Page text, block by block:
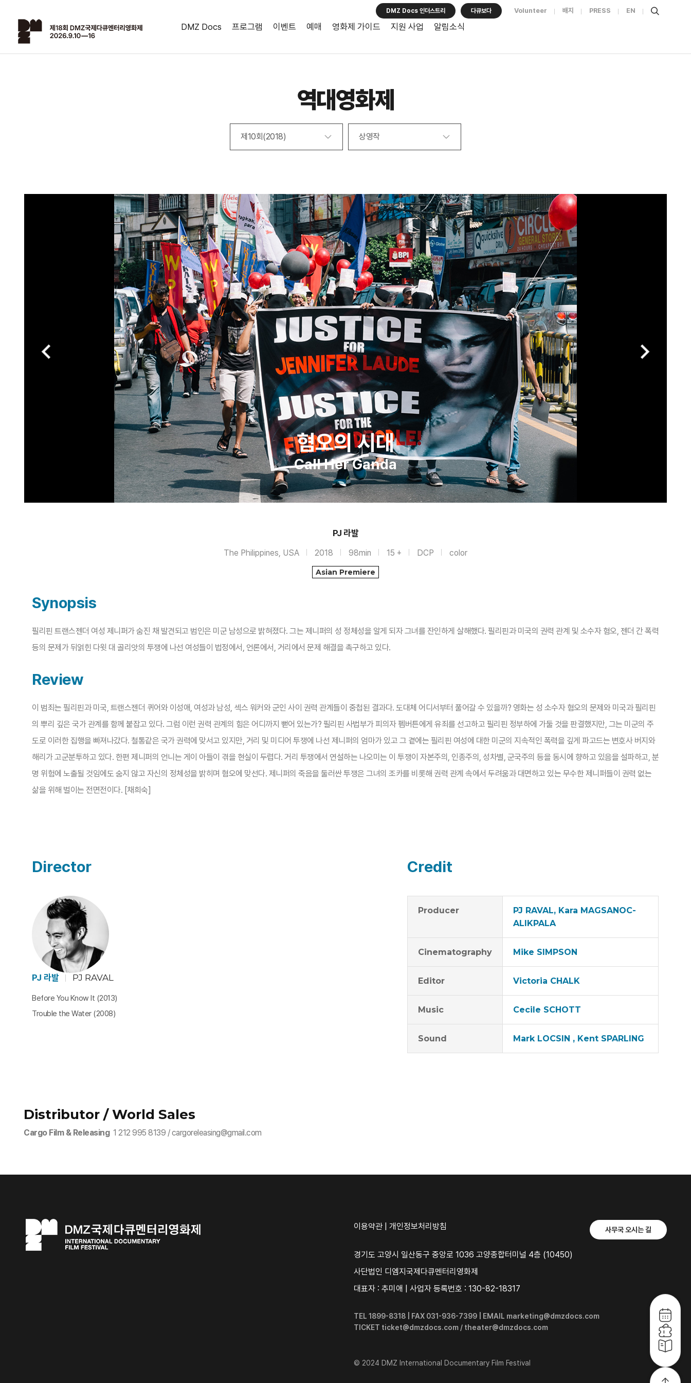
DMZ Docs 프로그램 이벤트 예매 영화제 가이드 지원 사업 알림소식
DMZ Docs 인더스트리 다큐보다 Volunteer 배지 PRESS EN
역대영화제
제10회(2018) 상영작
혐오의 시대
Call Her Ganda
PJ 라발
The Philippines, USA 2018 98min 15 + DCP color
Asian Premiere
Synopsis
필리핀 트랜스젠더 여성 제니퍼가 숨진 채 발견되고 범인은 미군 남성으로 밝혀졌다. 그는 제니퍼의 성 정체성을 알게 되자 그녀를 잔인하게 살해했다. 필리핀과 미국의 권력 관계 및 소수자 혐오, 젠더 간 폭력
등의 문제가 뒤얽힌 다윗 대 골리앗의 투쟁에 나선 여성들이 법정에서, 언론에서, 거리에서 문제 해결을 촉구하고 있다.
Review
이 범죄는 필리핀과 미국, 트랜스젠더 퀴어와 이성애, 여성과 남성, 섹스 워커와 군인 사이 권력 관계들이 중첩된 결과다. 도대체 어디서부터 풀어갈 수 있을까? 영화는 성 소수자 혐오의 문제와 미국과 필리핀
의 뿌리 깊은 국가 관계를 함께 붙잡고 있다. 그럼 이런 권력 관계의 힘은 어디까지 뻗어 있는가? 필리핀 사법부가 피의자 펨버튼에게 유죄를 선고하고 필리핀 정부하에 가둘 것을 판결했지만, 그는 미군의 주
도로 이러한 집행을 빠져나갔다. 철통같은 국가 권력에 맞서고 있지만, 거리 및 미디어 투쟁에 나선 제니퍼의 엄마가 있고 그 곁에는 필리핀 여성에 대한 미군의 지속적인 폭력을 깊게 파고드는 변호사 버지와
해리가 고군분투하고 있다. 한편 제니퍼의 언니는 게이 아들이 겪을 현실이 두렵다. 거리 투쟁에서 연설하는 나오미는 이 투쟁이 자본주의, 인종주의, 성차별, 군국주의 등을 동시에 향하고 있음을 설파하고, 분
명 위험에 노출될 것임에도 숨지 않고 자신의 정체성을 밝히며 혐오에 맞선다. 제니퍼의 죽음을 둘러싼 투쟁은 그녀의 조카를 비롯해 권력 관계 속에서 두려움과 대면하고 있는 무수한 제니퍼들이 권력 없는
삶을 위해 벌이는 전면전이다. [채희숙]
Director
PJ 라발 PJ RAVAL
Before You Know It (2013)
Trouble the Water (2008)
Credit
Producer
PJ RAVAL, Kara MAGSANOC-
ALIKPALA
Cinematography Mike SIMPSON
Editor Victoria CHALK
Music Cecile SCHOTT
Sound Mark LOCSIN , Kent SPARLING
Distributor / World Sales
Cargo Film & Releasing1 212 995 8139 / cargoreleasing@gmail.com
이용약관 개인정보처리방침
경기도 고양시 일산동구 중앙로 1036 고양종합터미널 4층 (10450)
사단법인 디엠지국제다큐멘터리영화제
대표자 : 추미애 | 사업자 등록번호 : 130-82-18317
사무국 오시는 길
TEL 1899-8318 | FAX 031-936-7399 | EMAIL marketing@dmzdocs.com
TICKET ticket@dmzdocs.com / theater@dmzdocs.com
© 2024 DMZ International Documentary Film Festival